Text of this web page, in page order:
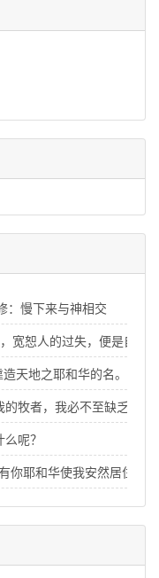
：慢下来与神相交
宽恕人的过失，便是自己
天地之耶和华的名。
牧者，我必不至缺乏。
呢？
你耶和华使我安然居住。